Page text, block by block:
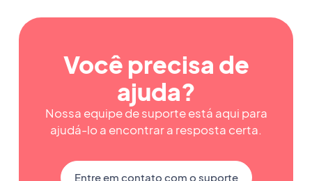
Você precisa de
ajuda?
Nossa equipe de suporte está aqui para
ajudá-lo a encontrar a resposta certa.
Entre em contato com o suporte